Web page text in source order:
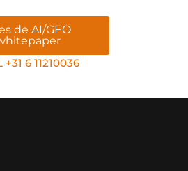
de AI/GEO
+31 6 11210036